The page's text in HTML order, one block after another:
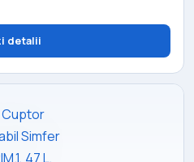
detalii